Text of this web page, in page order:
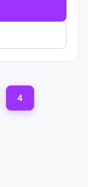
4